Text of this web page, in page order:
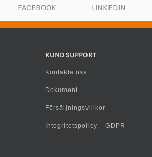
FACEBOOK LINKEDIN
KUNDSUPPORT
Kontakta oss
Dokument
Försäljningsvillkor
Integritetspolicy – GDPR